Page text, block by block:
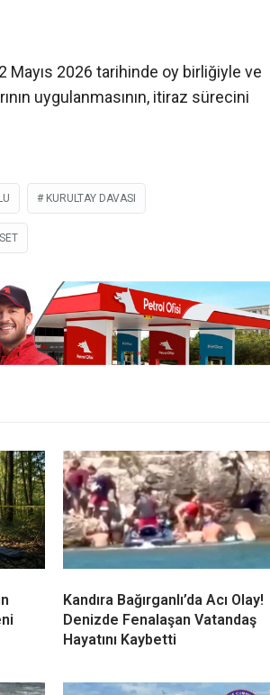
Mayıs 2026 tarihinde oy birliğiyle ve
uygulanmasının, itiraz sürecini
KURULTAY DAVASI
Kandıra Bağırganlı’da Acı Olay!
Denizde Fenalaşan Vatandaş
Hayatını Kaybetti